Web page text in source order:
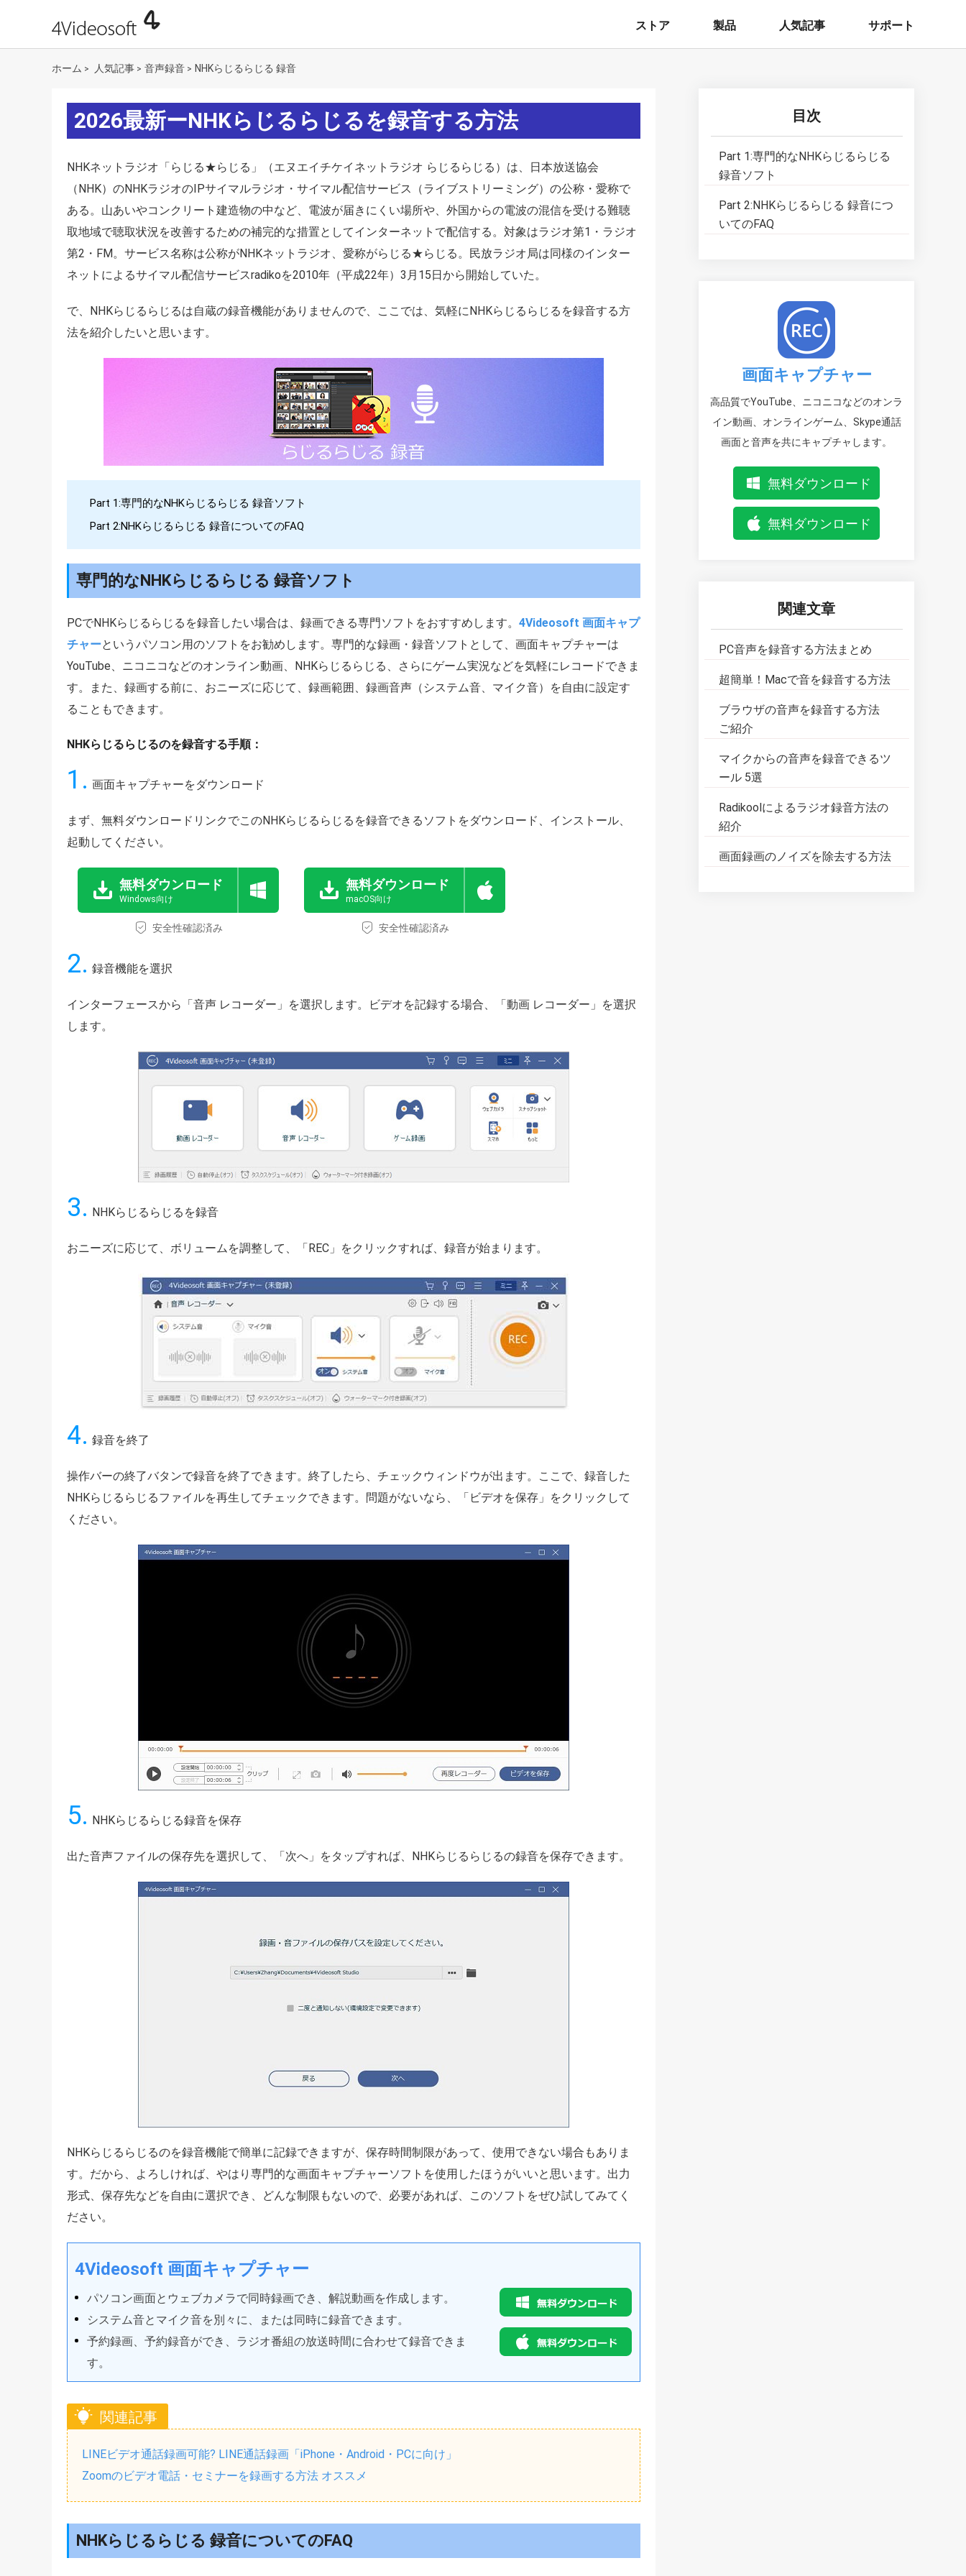
ストア 製品 人気記事 サポート
ホーム > 人気記事 > 音声録音 > NHKらじるらじる 録音
2026最新ーNHKらじるらじるを録音する方法
NHKネットラジオ「らじる★らじる」（エヌエイチケイネットラジオ らじるらじる）は、日本放送協会
（NHK）のNHKラジオのIPサイマルラジオ・サイマル配信サービス（ライブストリーミング）の公称・愛称で
ある。山あいやコンクリート建造物の中など、電波が届きにくい場所や、外国からの電波の混信を受ける難聴
取地域で聴取状況を改善するための補完的な措置としてインターネットで配信する。対象はラジオ第1・ラジオ
第2・FM。サービス名称は公称がNHKネットラジオ、愛称がらじる★らじる。民放ラジオ局は同様のインター
ネットによるサイマル配信サービスradikoを2010年（平成22年）3月15日から開始していた。
で、NHKらじるらじるは自蔵の録音機能がありませんので、ここでは、気軽にNHKらじるらじるを録音する方
法を紹介したいと思います。
Part 1:専門的なNHKらじるらじる 録音ソフト
Part 2:NHKらじるらじる 録音についてのFAQ
専門的なNHKらじるらじる 録音ソフト
PCでNHKらじるらじるを録音したい場合は、録画できる専門ソフトをおすすめします。 4Videosoft 画面キャプ
チャーというパソコン用のソフトをお勧めします。専門的な録画・録音ソフトとして、画面キャプチャーは
YouTube、ニコニコなどのオンライン動画、NHKらじるらじる、さらにゲーム実況などを気軽にレコードできま
す。また、録画する前に、おニーズに応じて、録画範囲、録画音声（システム音、マイク音）を自由に設定す
ることもできます。
NHKらじるらじるのを録音する手順：
1. 画面キャプチャーをダウンロード
まず、無料ダウンロードリンクでこのNHKらじるらじるを録音できるソフトをダウンロード、インストール、
起動してください。
無料ダウンロード
Windows向け
安全性確認済み
無料ダウンロード
macOS向け
安全性確認済み
2. 録音機能を選択
インターフェースから「音声 レコーダー」を選択します。ビデオを記録する場合、「動画 レコーダー」を選択
します。
3. NHKらじるらじるを録音
おニーズに応じて、ボリュームを調整して、「REC」をクリックすれば、録音が始まります。
4. 録音を終了
操作バーの終了バタンで録音を終了できます。終了したら、チェックウィンドウが出ます。ここで、録音した
NHKらじるらじるファイルを再生してチェックできます。問題がないなら、「ビデオを保存」をクリックして
ください。
5. NHKらじるらじる録音を保存
出た音声ファイルの保存先を選択して、「次へ」をタップすれば、NHKらじるらじるの録音を保存できます。
NHKらじるらじるのを録音機能で簡単に記録できますが、保存時間制限があって、使用できない場合もありま
す。だから、よろしければ、やはり専門的な画面キャプチャーソフトを使用したほうがいいと思います。出力
形式、保存先などを自由に選択でき、どんな制限もないので、必要があれば、このソフトをぜひ試してみてく
ださい。
4Videosoft 画面キャプチャー
パソコン画面とウェブカメラで同時録画でき、解説動画を作成します。
システム音とマイク音を別々に、または同時に録音できます。
予約録画、予約録音ができ、ラジオ番組の放送時間に合わせて録音できま
す。
関連記事
LINEビデオ通話録画可能? LINE通話録画「iPhone・Android・PCに向け」
Zoomのビデオ電話・セミナーを録画する方法 オススメ
NHKらじるらじる 録音についてのFAQ
目次
Part 1:専門的なNHKらじるらじる
録音ソフト
Part 2:NHKらじるらじる 録音につ
いてのFAQ
画面キャプチャー
高品質でYouTube、ニコニコなどのオンラ
イン動画、オンラインゲーム、Skype通話
画面と音声を共にキャプチャします。
無料ダウンロード
無料ダウンロード
関連文章
PC音声を録音する方法まとめ
超簡単！Macで音を録音する方法
ブラウザの音声を録音する方法
ご紹介
マイクからの音声を録音できるツ
ール 5選
Radikoolによるラジオ録音方法の
紹介
画面録画のノイズを除去する方法